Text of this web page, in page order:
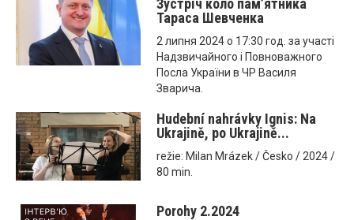
Зустріч коло пам’ятника
Тараса Шевченка
2 липня 2024 о 17:30 год. за участі
Надзвичайного і Повноважного
Посла України в ЧР Василя
Зварича.
Hudební nahrávky Ignis: Na
Ukrajině, po Ukrajině...
režie: Milan Mrázek / Česko / 2024 /
80 min.
Porohy 2.2024